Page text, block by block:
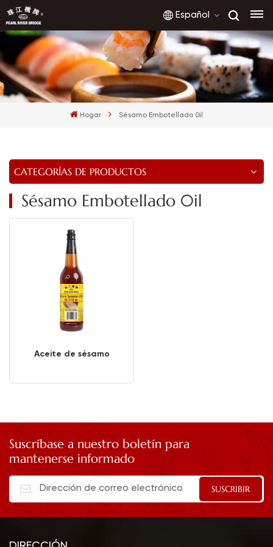
Español
English
français
Hogar Sésamo Embotellado 0il
CATEGORÍAS DE PRODUCTOS
Sésamo Embotellado 0il
Aceite de sésamo
Suscríbase a nuestro boletín para
mantenerse informado